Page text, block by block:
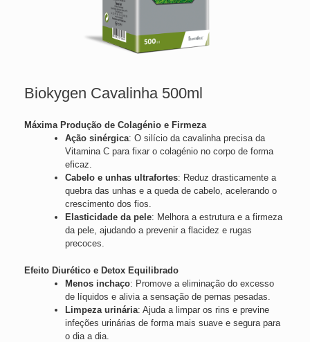
Biokygen Cavalinha 500ml
Máxima Produção de Colagénio e Firmeza
Ação sinérgica: O silício da cavalinha precisa da
Vitamina C para fixar o colagénio no corpo de forma
eficaz.
Cabelo e unhas ultrafortes: Reduz drasticamente a
quebra das unhas e a queda de cabelo, acelerando o
crescimento dos fios.
Elasticidade da pele: Melhora a estrutura e a firmeza
da pele, ajudando a prevenir a flacidez e rugas
precoces.
Efeito Diurético e Detox Equilibrado
Menos inchaço: Promove a eliminação do excesso
de líquidos e alivia a sensação de pernas pesadas.
Limpeza urinária: Ajuda a limpar os rins e previne
infeções urinárias de forma mais suave e segura para
o dia a dia.